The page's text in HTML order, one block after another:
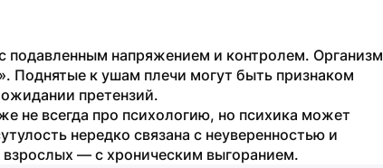
подавленным напряжением и контролем. Организм
Поднятые к ушам плечи могут быть признаком
претензий.
не всегда про психологию, но психика может
нередко связана с неуверенностью и
— с хроническим выгоранием.